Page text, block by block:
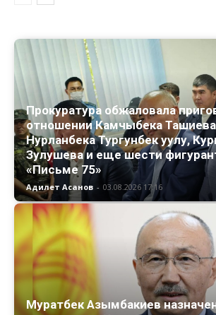
Прокуратура обжаловала
отношении Камчыбека
Нурланбека Тургунбек уулу,
Зулушева и еще шести
«Письме 75»
Адилет Асанов - 03.08.2026 17:16
Муратбек Азымбакиев